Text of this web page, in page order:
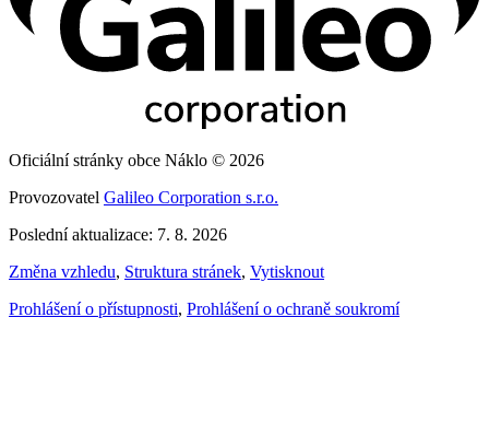
Oficiální stránky obce Náklo © 2026
Provozovatel Galileo Corporation s.r.o.
Poslední aktualizace: 7. 8. 2026
Změna vzhledu, Struktura stránek, Vytisknout
Prohlášení o přístupnosti, Prohlášení o ochraně soukromí